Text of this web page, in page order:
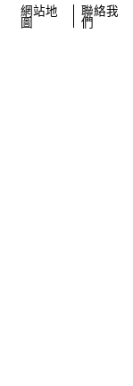
網站地
圖
聯絡我
們